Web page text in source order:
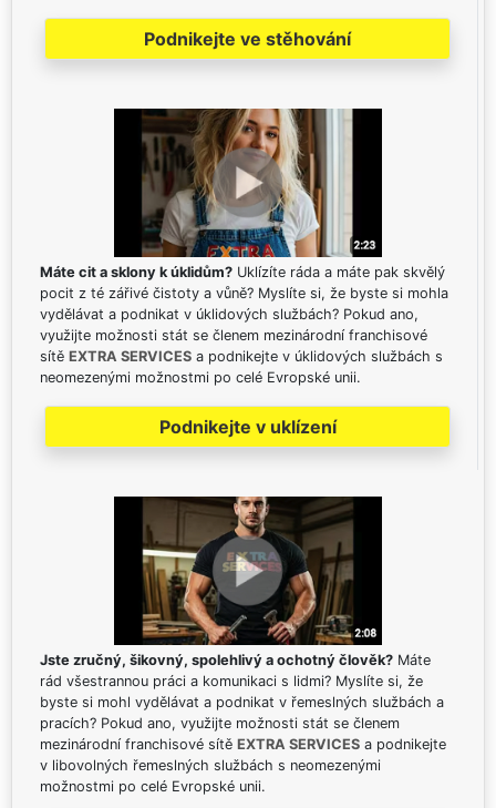
Podnikejte ve stěhování
Máte cit a sklony k úklidům? Uklízíte ráda a máte pak skvělý
pocit z té zářivé čistoty a vůně? Myslíte si, že byste si mohla
vydělávat a podnikat v úklidových službách? Pokud ano,
využijte možnosti stát se členem mezinárodní franchisové
sítě EXTRA SERVICES a podnikejte v úklidových službách s
neomezenými možnostmi po celé Evropské unii.
Podnikejte v uklízení
Jste zručný, šikovný, spolehlivý a ochotný člověk? Máte
rád všestrannou práci a komunikaci s lidmi? Myslíte si, že
byste si mohl vydělávat a podnikat v řemeslných službách a
pracích? Pokud ano, využijte možnosti stát se členem
mezinárodní franchisové sítě EXTRA SERVICES a podnikejte
v libovolných řemeslných službách s neomezenými
možnostmi po celé Evropské unii.